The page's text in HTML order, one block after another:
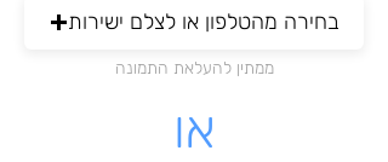
בחירה מהטלפון או לצלם ישירות
ממתין להעלאת התמונה
או